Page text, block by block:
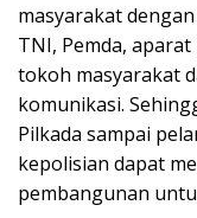
masyarakat
TNI, Pemda,
tokoh masyarakat
komunikasi.
Pilkada sampai
kepolisian dapat
pembangunan